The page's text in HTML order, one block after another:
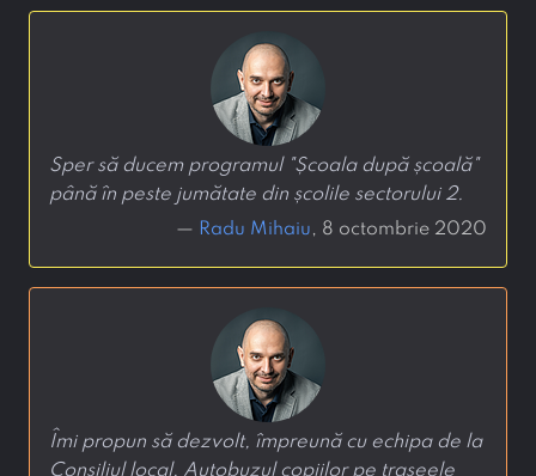
Sper să ducem programul "Școala după școală"
până în peste jumătate din școlile sectorului 2.
— Radu Mihaiu, 8 octombrie 2020
Îmi propun să dezvolt, împreună cu echipa de la
Consiliul local, Autobuzul copiilor pe traseele